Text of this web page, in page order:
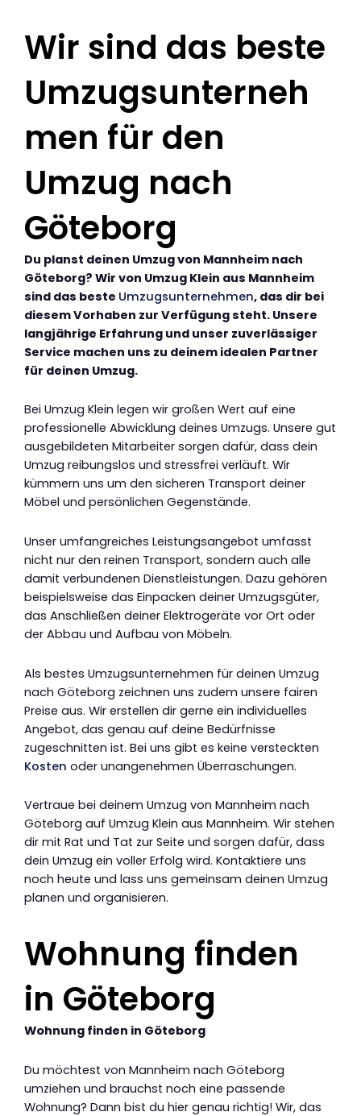
Wir sind das beste
Umzugsunterneh
men für den
Umzug nach
Göteborg
Du planst deinen Umzug von Mannheim nach
Göteborg? Wir von Umzug Klein aus Mannheim
sind das beste Umzugsunternehmen, das dir bei
diesem Vorhaben zur Verfügung steht. Unsere
langjährige Erfahrung und unser zuverlässiger
Service machen uns zu deinem idealen Partner
für deinen Umzug.
Bei Umzug Klein legen wir großen Wert auf eine
professionelle Abwicklung deines Umzugs. Unsere gut
ausgebildeten Mitarbeiter sorgen dafür, dass dein
Umzug reibungslos und stressfrei verläuft. Wir
kümmern uns um den sicheren Transport deiner
Möbel und persönlichen Gegenstände.
Unser umfangreiches Leistungsangebot umfasst
nicht nur den reinen Transport, sondern auch alle
damit verbundenen Dienstleistungen. Dazu gehören
beispielsweise das Einpacken deiner Umzugsgüter,
das Anschließen deiner Elektrogeräte vor Ort oder
der Abbau und Aufbau von Möbeln.
Als bestes Umzugsunternehmen für deinen Umzug
nach Göteborg zeichnen uns zudem unsere fairen
Preise aus. Wir erstellen dir gerne ein individuelles
Angebot, das genau auf deine Bedürfnisse
zugeschnitten ist. Bei uns gibt es keine versteckten
Kosten oder unangenehmen Überraschungen.
Vertraue bei deinem Umzug von Mannheim nach
Göteborg auf Umzug Klein aus Mannheim. Wir stehen
dir mit Rat und Tat zur Seite und sorgen dafür, dass
dein Umzug ein voller Erfolg wird. Kontaktiere uns
noch heute und lass uns gemeinsam deinen Umzug
planen und organisieren.
Wohnung finden
in Göteborg
Wohnung finden in Göteborg
Du möchtest von Mannheim nach Göteborg
umziehen und brauchst noch eine passende
Wohnung? Dann bist du hier genau richtig! Wir, das